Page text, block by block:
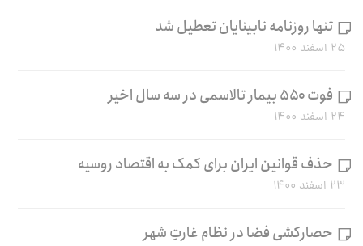
تنها روزنامه نابینایان تعطیل شد
۲۵ اسفند ۱۴۰۰
فوت ۵۵۰ بیمار تالاسمی در سه سال اخیر
۲۴ اسفند ۱۴۰۰
حذف قوانین ایران برای کمک به اقتصاد روسیه
۲۳ اسفند ۱۴۰۰
حصارکشی فضا در نظام غارتِ شهر